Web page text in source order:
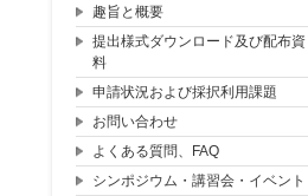
趣旨と概要
提出様式ダウンロード及び配布資
料
申請状況および採択利用課題
お問い合わせ
よくある質問、FAQ
シンポジウム・講習会・イベント